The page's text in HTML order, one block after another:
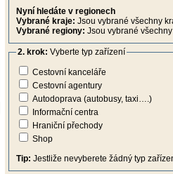
Nyní hledáte v regionech
Vybrané kraje: Jsou vybrané všechny
Vybrané regiony: Jsou vybrané
2. krok: Vyberte typ zařízení
Cestovní kanceláře
Cestovní agentury
Autodoprava (autobusy, taxi….)
Informační centra
Hraniční přechody
Shop
Tip: Jestliže nevyberete žádný typ